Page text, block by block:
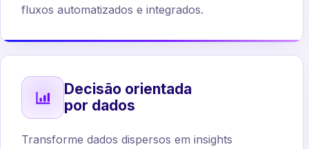
fluxos automatizados e integrados.
Decisão orientada
por dados
Transforme dados dispersos em insights